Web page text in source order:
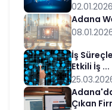
02.01.2026
Adana
İş
Etkili İş ...
Çıkan